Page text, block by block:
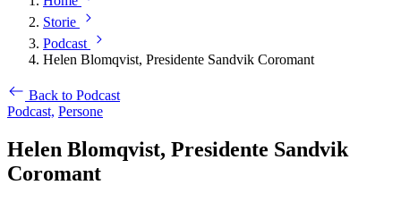
Storie
Podcast
Helen Blomqvist, Presidente Sandvik Coromant
Back to Podcast
Podcast, Persone
Helen Blomqvist, Presidente Sandvik
Coromant